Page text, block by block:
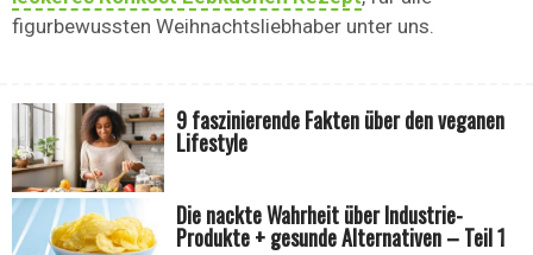
figurbewussten Weihnachtsliebhaber unter uns.
9 faszinierende Fakten über den veganen
Lifestyle
Die nackte Wahrheit über Industrie-
Produkte + gesunde Alternativen – Teil 1